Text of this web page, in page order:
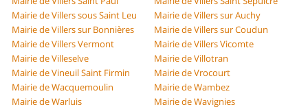
Mairie de Villers sous Saint Leu
Mairie de Villers sur Auchy
Mairie de Villers sur Bonnières
Mairie de Villers sur Coudun
Mairie de Villers Vermont
Mairie de Villers Vicomte
Mairie de Villeselve
Mairie de Villotran
Mairie de Vineuil Saint Firmin
Mairie de Vrocourt
Mairie de Wacquemoulin
Mairie de Wambez
Mairie de Warluis
Mairie de Wavignies